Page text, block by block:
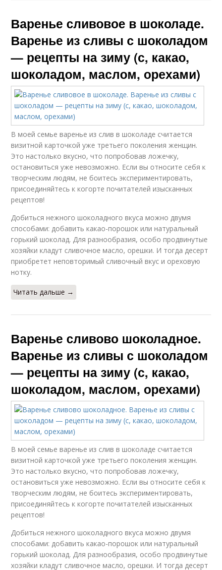
Варенье сливовое в шоколаде.
Варенье из сливы с шоколадом
— рецепты на зиму (с, какао,
шоколадом, маслом, орехами)
В моей семье варенье из слив в шоколаде считается
визитной карточкой уже третьего поколения женщин.
Это настолько вкусно, что попробовав ложечку,
остановиться уже невозможно. Если вы относите себя к
творческим людям, не боитесь экспериментировать,
присоединяйтесь к когорте почитателей изысканных
рецептов!
Добиться нежного шоколадного вкуса можно двумя
способами: добавить какао-порошок или натуральный
горький шоколад. Для разнообразия, особо продвинутые
хозяйки кладут сливочное масло, орешки. И тогда десерт
приобретет неповторимый сливочный вкус и ореховую
нотку.
Читать дальше →
Варенье сливово шоколадное.
Варенье из сливы с шоколадом
— рецепты на зиму (с, какао,
шоколадом, маслом, орехами)
В моей семье варенье из слив в шоколаде считается
визитной карточкой уже третьего поколения женщин.
Это настолько вкусно, что попробовав ложечку,
остановиться уже невозможно. Если вы относите себя к
творческим людям, не боитесь экспериментировать,
присоединяйтесь к когорте почитателей изысканных
рецептов!
Добиться нежного шоколадного вкуса можно двумя
способами: добавить какао-порошок или натуральный
горький шоколад. Для разнообразия, особо продвинутые
хозяйки кладут сливочное масло, орешки. И тогда десерт